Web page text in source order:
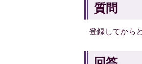
質問
登録してから